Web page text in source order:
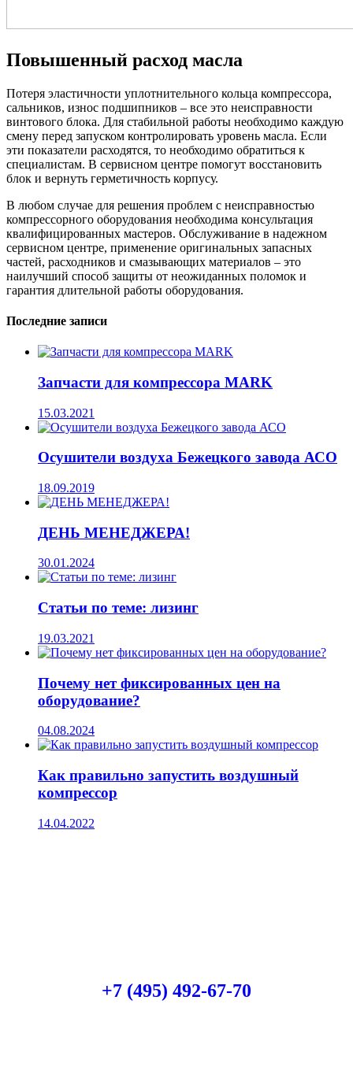
Повышенный расход масла
Потеря эластичности уплотнительного кольца компрессора,
сальников, износ подшипников – все это неисправности
винтового блока. Для стабильной работы необходимо каждую
смену перед запуском контролировать уровень масла. Если
эти показатели расходятся, то необходимо обратиться к
специалистам. В сервисном центре помогут восстановить
блок и вернуть герметичность корпусу.
В любом случае для решения проблем с неисправностью
компрессорного оборудования необходима консультация
квалифицированных мастеров. Обслуживание в надежном
сервисном центре, применение оригинальных запасных
частей, расходников и смазывающих материалов – это
наилучший способ защиты от неожиданных поломок и
гарантия длительной работы оборудования.
Последние записи
Запчасти для компрессора MARK
15.03.2021
Осушители воздуха Бежецкого завода АСО
18.09.2019
ДЕНЬ МЕНЕДЖЕРА!
30.01.2024
Статьи по теме: лизинг
19.03.2021
Почему нет фиксированных цен на
оборудование?
04.08.2024
Как правильно запустить воздушный
компрессор
14.04.2022
+7 (495) 492-67-70